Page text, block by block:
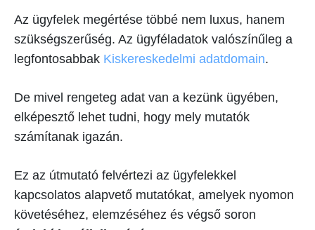
Az ügyfelek megértése többé nem luxus, hanem
szükségszerűség. Az ügyféladatok valószínűleg a
legfontosabbak Kiskereskedelmi adatdomain.
De mivel rengeteg adat van a kezünk ügyében,
elképesztő lehet tudni, hogy mely mutatók
számítanak igazán.
Ez az útmutató felvértezi az ügyfelekkel
kapcsolatos alapvető mutatókat, amelyek nyomon
követéséhez, elemzéséhez és végső soron